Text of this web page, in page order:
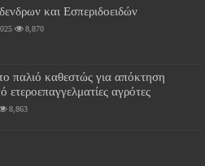
και Εσπεριδοειδών
8,870
παλιό καθεστώς για απόκτηση
ετεροεπαγγελματίες αγρότες
8,863